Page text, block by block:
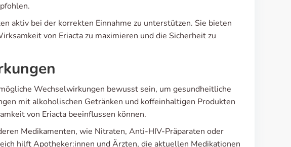
aktiv bei der korrekten Einnahme zu unterstützen. Sie bieten
von Eriacta zu maximieren und die Sicherheit zu
Wechselwirkungen bewusst sein, um gesundheitliche
mit alkoholischen Getränken und koffeinhaltigen Produkten
von Eriacta beeinflussen können.
Medikamenten, wie Nitraten, Anti-HIV-Präparaten oder
hilft Apotheker:innen und Ärzten, die aktuellen Medikationen